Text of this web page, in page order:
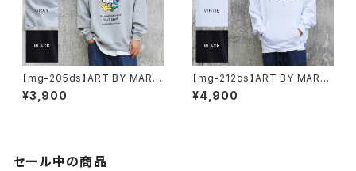
【mg-205ds】ART BY MARK
GONZALE ( What it isNt ワッ
トイットイズント) アートバイ マ
¥3,900
【mg-212ds】ART BY MARK
GONZALE ( What it isNt ワッ
トイットイズント) アートバイ マ
¥4,900
セール中の商品